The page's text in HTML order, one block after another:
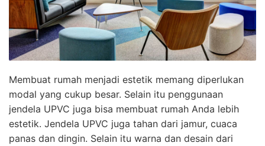
Membuat rumah menjadi estetik memang diperlukan
modal yang cukup besar. Selain itu penggunaan
jendela UPVC juga bisa membuat rumah Anda lebih
estetik. Jendela UPVC juga tahan dari jamur, cuaca
panas dan dingin. Selain itu warna dan desain dari